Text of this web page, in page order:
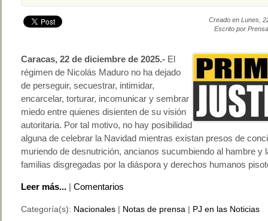
Creado en Lunes,
Escrito por
Caracas, 22 de diciembre de 2025.- El
régimen de Nicolás Maduro no ha dejado
de perseguir, secuestrar, intimidar,
encarcelar, torturar, incomunicar y sembrar
miedo entre quienes disienten de su visión
autoritaria. Por tal motivo, no hay posibilidad
alguna de celebrar la Navidad mientras existan presos de
muriendo de desnutrición, ancianos sucumbiendo al hambre y
familias disgregadas por la diáspora y derechos humanos
Leer más... | Comentarios
Categoría(s): Nacionales | Notas de prensa | PJ en las Noticias